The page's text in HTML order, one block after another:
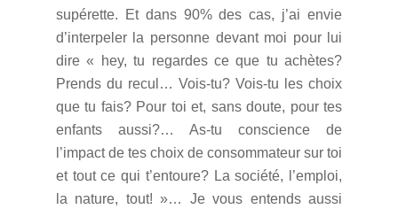
supérette. Et dans 90% des cas, j’ai envie
d’interpeler la personne devant moi pour lui
dire « hey, tu regardes ce que tu achètes?
Prends du recul… Vois-tu? Vois-tu les choix
que tu fais? Pour toi et, sans doute, pour tes
enfants aussi?… As-tu conscience de
l’impact de tes choix de consommateur sur toi
et tout ce qui t’entoure? La société, l’emploi,
la nature, tout! »… Je vous entends aussi